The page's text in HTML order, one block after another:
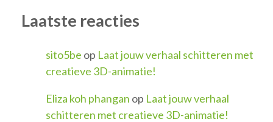
Laatste reacties
sito5be op Laat jouw verhaal schitteren met
creatieve 3D-animatie!
Eliza koh phangan op Laat jouw verhaal
schitteren met creatieve 3D-animatie!